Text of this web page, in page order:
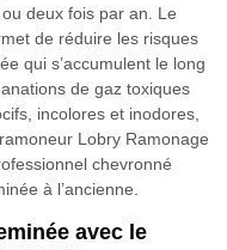
deux fois par an. Le
de réduire les risques
qui s’accumulent le long
de gaz toxiques
incolores et inodores,
Lobry Ramonage
chevronné
à l’ancienne.
avec le